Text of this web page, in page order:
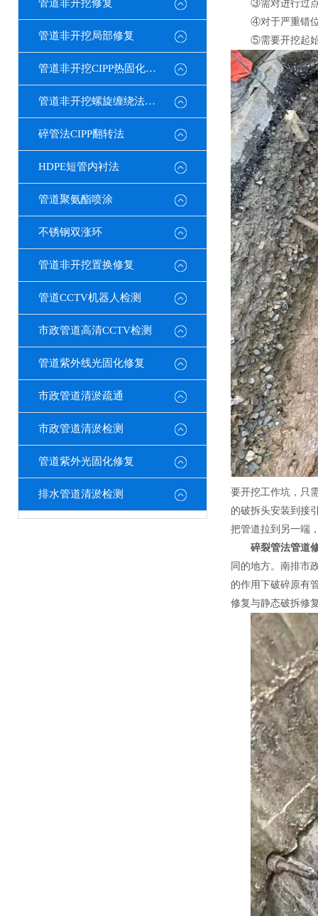
管道非开挖修复
管道非开挖局部修复
管道非开挖CIPP热固化修复
管道非开挖螺旋缠绕法修复
碎管法CIPP翻转法
HDPE短管内衬法
管道聚氨酯喷涂
不锈钢双涨环
管道非开挖置换修复
管道CCTV机器人检测
市政管道高清CCTV检测
管道紫外线光固化修复
市政管道清淤疏通
市政管道清淤检测
管道紫外光固化修复
排水管道清淤检测
③需对进行过
④对于严重错
⑤需要开挖起
要开挖工作坑，只
的破拆头安装到接
把管道拉到另一端
碎裂管法管道
同的地方。南排市
的作用下破碎原有
修复与静态破拆修